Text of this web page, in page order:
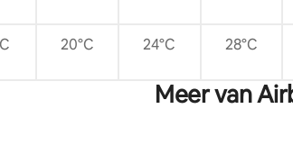
20°C 24°C 28°C
Meer van